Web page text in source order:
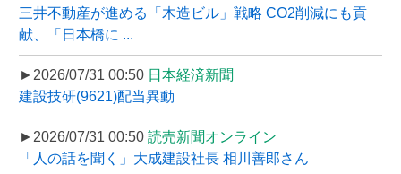
三井不動産が進める「木造ビル」戦略 CO2削減にも貢
献、「日本橋に ...
►2026/07/31 00:50 日本経済新聞
建設技研(9621)配当異動
►2026/07/31 00:50 読売新聞オンライン
「人の話を聞く」大成建設社長 相川善郎さん